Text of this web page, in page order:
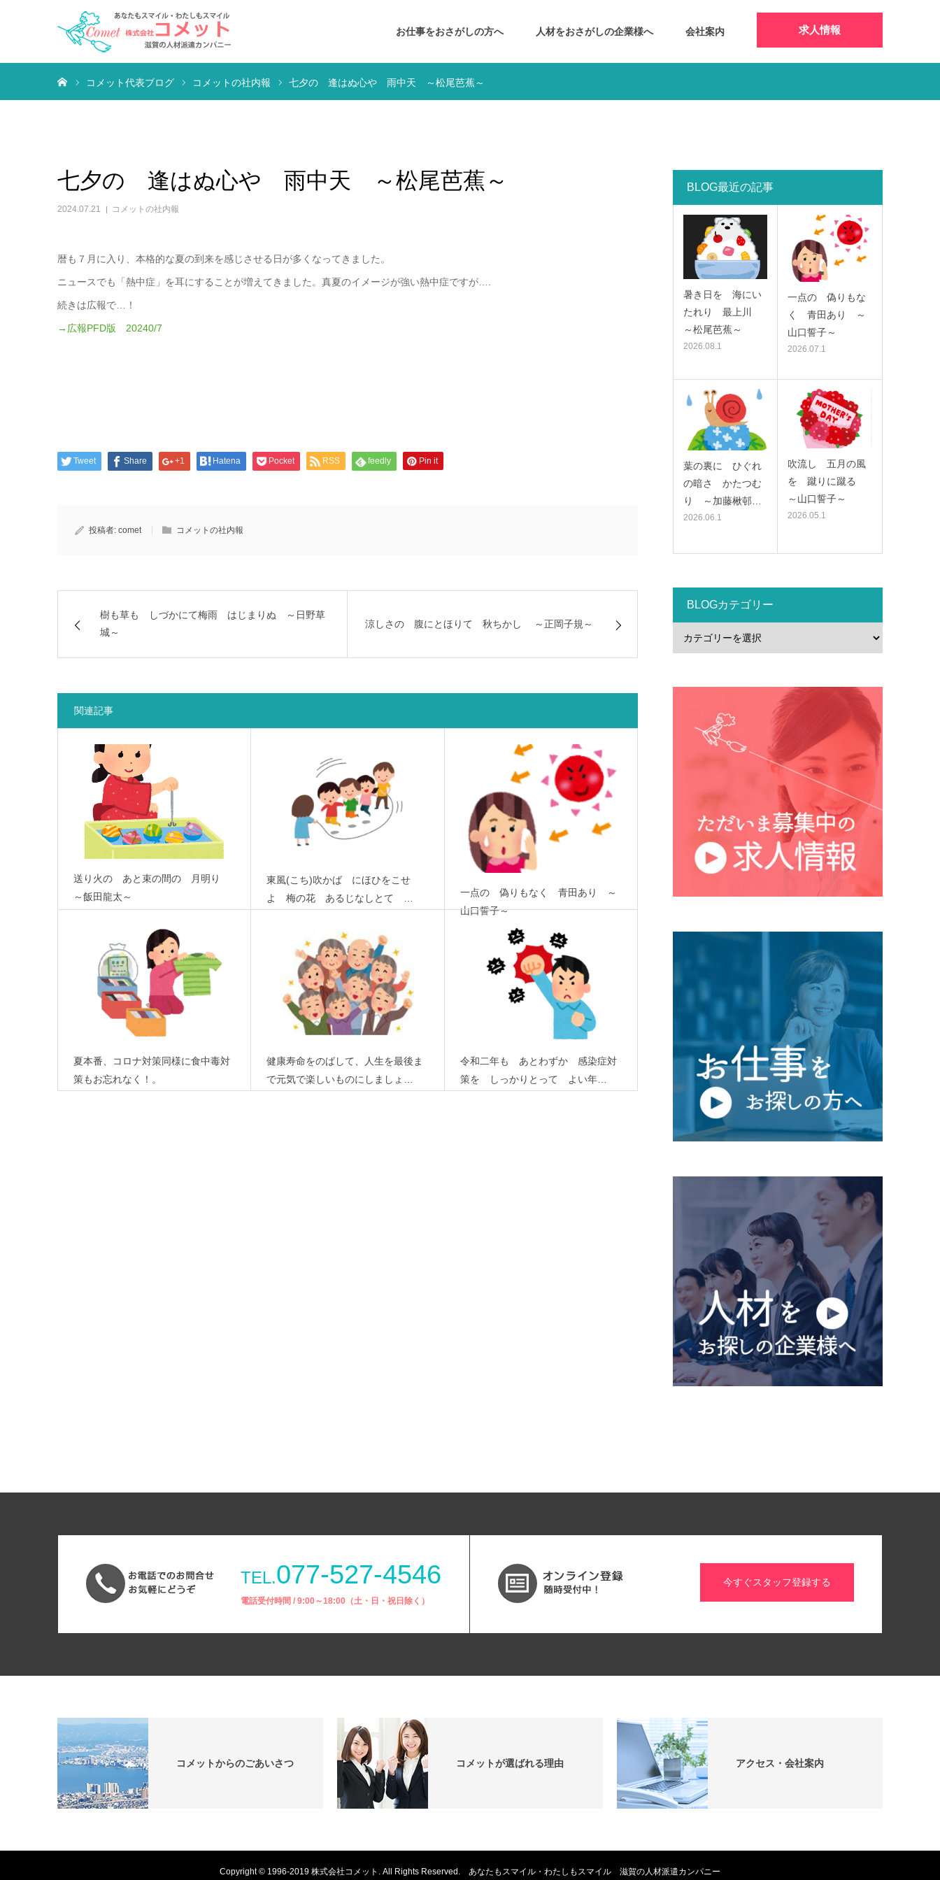
求人情報
お仕事をおさがしの方へ 人材をおさがしの企業様へ 会社案内
コメット代表ブログ コメットの社内報 七夕の 逢はぬ心や 雨中天 ～松尾芭蕉～
七夕の 逢はぬ心や 雨中天 ～松尾芭蕉～
2024.07.21 コメットの社内報
暦も７月に入り、本格的な夏の到来を感じさせる日が多くなってきました。
ニュースでも「熱中症」を耳にすることが増えてきました。真夏のイメージが強い熱中症ですが….
続きは広報で…！
→広報PFD版 20240/7
Tweet Share +1 Hatena Pocket RSS feedly Pin it
投稿者: comet コメットの社内報
樹も草も しづかにて梅雨 はじまりぬ ～日野草
城～
涼しさの 腹にとほりて 秋ちかし ～正岡子規～
関連記事
送り火の あと束の間の 月明り
～飯田龍太～
東風(こち)吹かば にほひをこせ
よ 梅の花 あるじなしとて …
一点の 偽りもなく 青田あり ～
山口誓子～
夏本番、コロナ対策同様に食中毒対
策もお忘れなく！。
健康寿命をのばして、人生を最後ま
で元気で楽しいものにしましょ…
令和二年も あとわずか 感染症対
策を しっかりとって よい年…
BLOG最近の記事
暑き日を 海にい
たれり 最上川
～松尾芭蕉～
2026.08.1
一点の 偽りもな
く 青田あり ～
山口誓子～
2026.07.1
葉の裏に ひぐれ
の暗さ かたつむ
り ～加藤楸邨…
2026.06.1
吹流し 五月の風
を 蹴りに蹴る
～山口誓子～
2026.05.1
BLOGカテゴリー
TEL.077-527-4546
電話受付時間 / 9:00～18:00（土・日・祝日除く）
今すぐスタッフ登録する
コメットからのごあいさつ コメットが選ばれる理由 アクセス・会社案内
Copyright © 1996-2019 株式会社コメット. All Rights Reserved. あなたもスマイル・わたしもスマイル 滋賀の人材派遣カンパニー